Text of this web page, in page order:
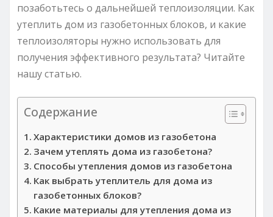
позаботьтесь о дальнейшей теплоизоляции. Как
утеплить дом из газобетонных блоков, и какие
теплоизоляторы нужно использовать для
получения эффективного результата? Читайте
нашу статью.
Содержание
Характеристики домов из газобетона
Зачем утеплять дома из газобетона?
Способы утепления домов из газобетона
Как выбрать утеплитель для дома из
газобетонных блоков?
Какие материалы для утепления дома из